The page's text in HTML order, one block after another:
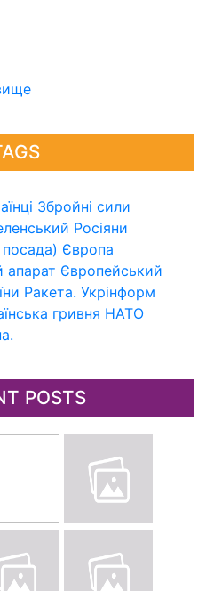
Збройні сили
Росіяни
Європа
апарат Європейський
Ракета. Укрінформ
гривня НАТО
POSTS